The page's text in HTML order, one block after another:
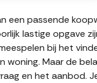
een passende
lastige opgave
bij het
woning. Maar de
en het aanbod.